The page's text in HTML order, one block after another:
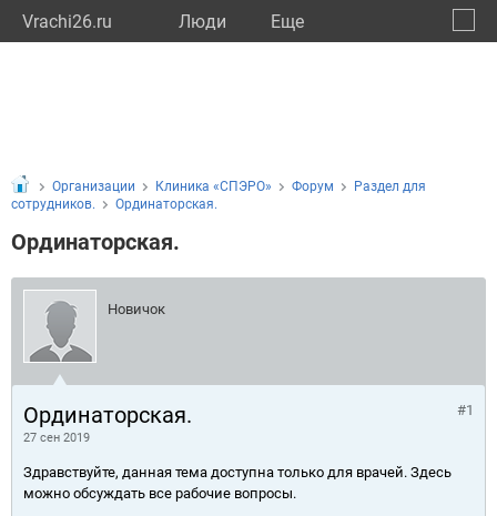
Vrachi26.ru Люди Eще
Организации Клиника «СПЭРО» Форум
Раздел для
сотрудников.
Ординаторская.
Ординаторская.
Новичок
Ординаторская.
27 сен 2019
#1
Здравствуйте, данная тема доступна только для врачей. Здесь
можно обсуждать все рабочие вопросы.